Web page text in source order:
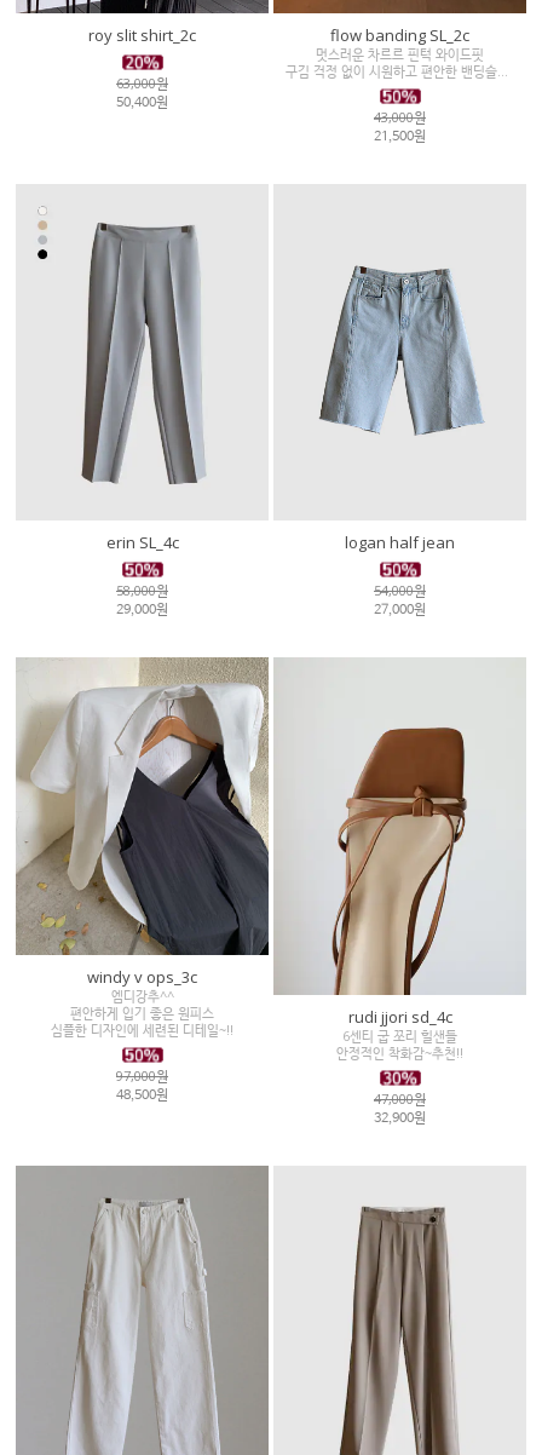
roy slit shirt_2c
63,000원
50,400원
flow banding SL_2c
멋스러운 차르르 핀턱 와이드핏
구김 걱정 없이 시원하고 편안한 밴딩슬랙스
43,000원
21,500원
erin SL_4c
58,000원
29,000원
logan half jean
54,000원
27,000원
windy v ops_3c
엠디강추^^
편안하게 입기 좋은 원피스
심플한 디자인에 세련된 디테일~!!
97,000원
48,500원
rudi jjori sd_4c
6센티 굽 쪼리 힐샌들
안정적인 착화감~추천!!
47,000원
32,900원